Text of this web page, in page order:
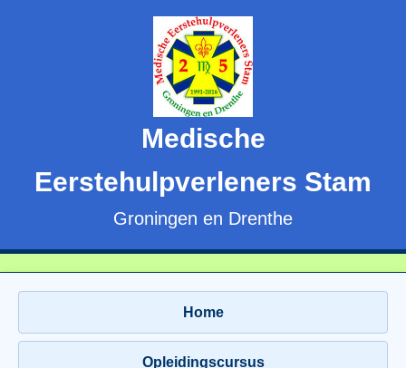
Medische
Eerstehulpverleners Stam
Groningen en Drenthe
Home
Opleidingscursus